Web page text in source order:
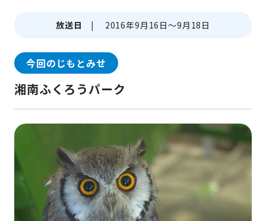
放送日 | 2016年9月16日～9月18日
今回のじもとみせ
湘南ふくろうパーク